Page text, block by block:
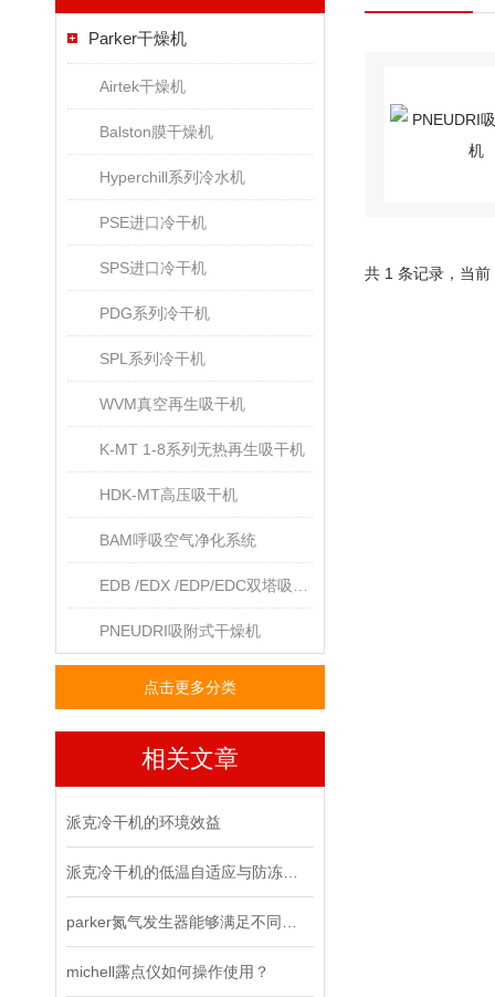
Parker干燥机
Airtek干燥机
Balston膜干燥机
Hyperchill系列冷水机
PSE进口冷干机
SPS进口冷干机
PDG系列冷干机
SPL系列冷干机
WVM真空再生吸干机
K-MT 1-8系列无热再生吸干机
HDK-MT高压吸干机
BAM呼吸空气净化系统
PNEUDRI吸附式干燥机
点击更多分类
相关文章
派克冷干机的环境效益
michell露点仪如何操作使用？
共 1 条记录，当